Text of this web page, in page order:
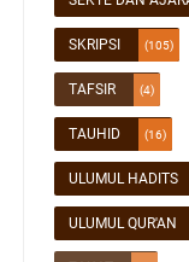
SKRIPSI (105)
TAFSIR (4)
TAUHID (16)
ULUMUL HADITS
ULUMUL QUR'AN